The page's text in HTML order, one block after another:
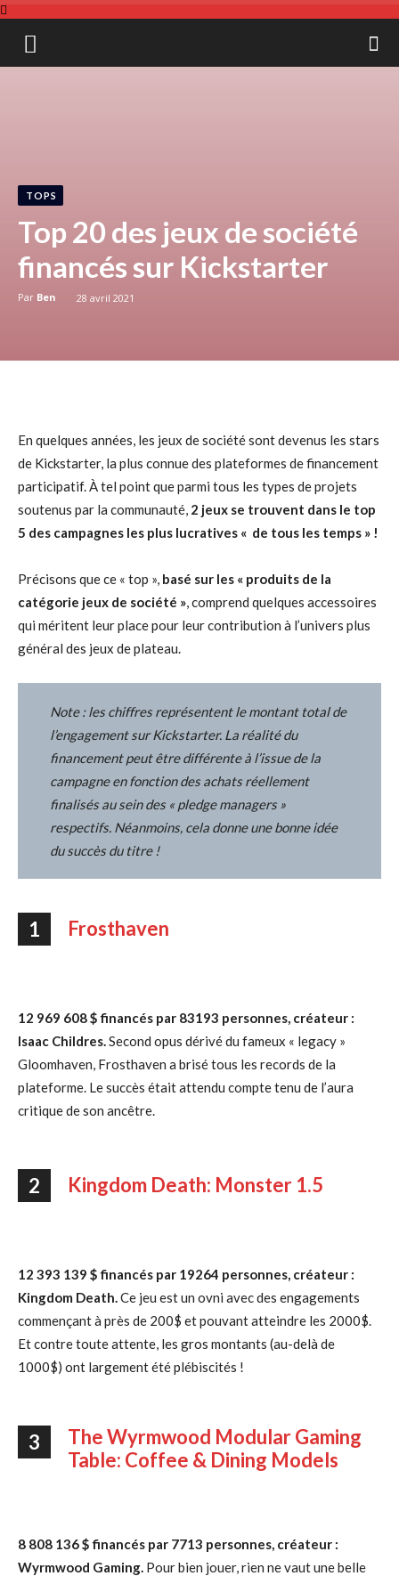
Board
GamerTOPS
Top 20 des jeux de société
financés sur Kickstarter
Par Ben 28 avril 2021
En quelques années, les jeux de société sont devenus les stars
de Kickstarter, la plus connue des plateformes de financement
participatif. À tel point que parmi tous les types de projets
soutenus par la communauté, 2 jeux se trouvent dans le top
5 des campagnes les plus lucratives « de tous les temps » !
Précisons que ce « top », basé sur les « produits de la
catégorie jeux de société », comprend quelques accessoires
qui méritent leur place pour leur contribution à l’univers plus
général des jeux de plateau.
Note : les chiffres représentent le montant total de
l’engagement sur Kickstarter. La réalité du
financement peut être différente à l’issue de la
campagne en fonction des achats réellement
finalisés au sein des « pledge managers »
respectifs. Néanmoins, cela donne une bonne idée
du succès du titre !
1 Frosthaven
12 969 608 $ financés par 83193 personnes, créateur :
Isaac Childres. Second opus dérivé du fameux « legacy »
Gloomhaven, Frosthaven a brisé tous les records de la
plateforme. Le succès était attendu compte tenu de l’aura
critique de son ancêtre.
2 Kingdom Death: Monster 1.5
12 393 139 $ financés par 19264 personnes, créateur :
Kingdom Death. Ce jeu est un ovni avec des engagements
commençant à près de 200$ et pouvant atteindre les 2000$.
Et contre toute attente, les gros montants (au-delà de
1000$) ont largement été plébiscités !
3
The Wyrmwood Modular Gaming
Table: Coffee & Dining Models
8 808 136 $ financés par 7713 personnes, créateur :
Wyrmwood Gaming. Pour bien jouer, rien ne vaut une belle